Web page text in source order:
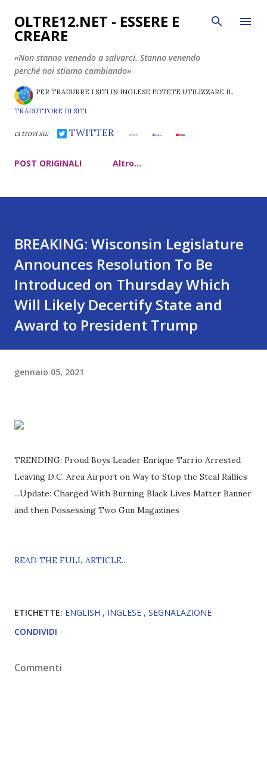
Passa ai contenuti principali
OLTRE12.NET - ESSERE E
CREARE
«Non stanno venendo a salvarci. Stanno venendo
perché noi stiamo cambiando»
PER TRADURRE I SITI IN INGLESE POTETE UTILIZZARE IL
TRADUTTORE DI SITI
ci trovi su: TWITTER
POST ORIGINALI Altro…
BREAKING: Wisconsin Legislature
Announces Resolution To Be
Introduced on Thursday Which
Will Likely Decertify State and
Award to President Trump
gennaio 05, 2021
TRENDING: Proud Boys Leader Enrique Tarrio Arrested
Leaving D.C. Area Airport on Way to Stop the Steal Rallies
...Update: Charged With Burning Black Lives Matter Banner
and then Possessing Two Gun Magazines
READ THE FULL ARTICLE...
ETICHETTE: ENGLISH INGLESE
SEGNALAZIONE
CONDIVIDI
Commenti